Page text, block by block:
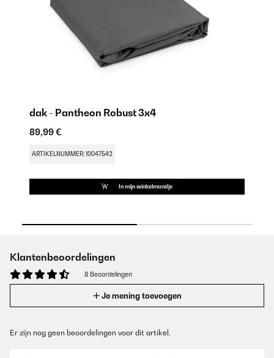
dak - Pantheon Robust 3x4
89,99 €
ARTIKELNUMMER: 10047542
In mijn winkelmandje
Klantenbeoordelingen
8 Beoordelingen
Je mening toevoegen
Er zijn nog geen beoordelingen voor dit artikel.